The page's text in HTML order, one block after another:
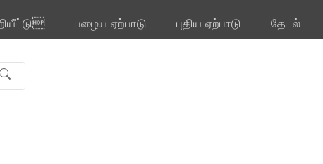
பழைய ஏற்பாடு புதிய ஏற்பாடு தேடல்